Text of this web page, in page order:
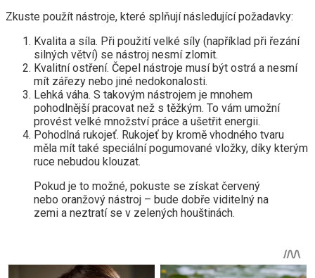
Zkuste použít nástroje, které splňují následující požadavky:
Kvalita a síla. Při použití velké síly (například při řezání
silných větví) se nástroj nesmí zlomit.
Kvalitní ostření. Čepel nástroje musí být ostrá a nesmí
mít zářezy nebo jiné nedokonalosti.
Lehká váha. S takovým nástrojem je mnohem
pohodlnější pracovat než s těžkým. To vám umožní
provést velké množství práce a ušetřit energii.
Pohodlná rukojeť. Rukojeť by kromě vhodného tvaru
měla mít také speciální pogumované vložky, díky kterým
ruce nebudou klouzat.
Pokud je to možné, pokuste se získat červený
nebo oranžový nástroj – bude dobře viditelný na
zemi a neztratí se v zelených houštinách.